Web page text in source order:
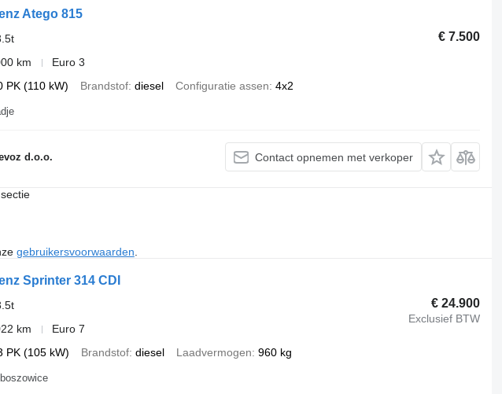
Atego 815
€ 7.500
km
Euro 3
PK (110 kW) Brandstof diesel Configuratie assen 4x2
d.o.o. Contact opnemen met verkoper
gebruikersvoorwaarden
Sprinter 314 CDI
€ 24.900
Exclusief BTW
km
Euro 7
PK (105 kW) Brandstof diesel Laadvermogen 960 kg